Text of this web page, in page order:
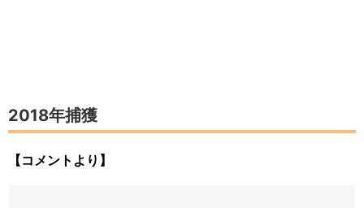
2018年捕獲
【コメントより】